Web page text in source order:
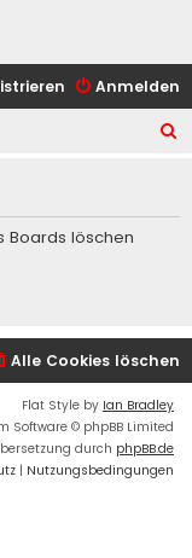
Anmelden
h
Boards löschen
Alle Cookies löschen
Flat Style by Ian Bradley
Software © phpBB Limited
durch phpBB.de
| Nutzungsbedingungen